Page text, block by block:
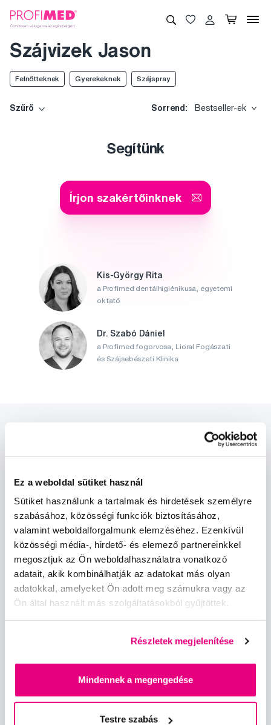
Ez a weboldal sütiket használ
Sütiket használunk a tartalmak és hirdetések személyre
szabásához, közösségi funkciók biztosításához,
valamint weboldalforgalmunk elemzéséhez. Ezenkívül
közösségi média-, hirdető- és elemező partnereinkkel
megosztjuk az Ön weboldalhasználatra vonatkozó
adatait, akik kombinálhatják az adatokat más olyan
adatokkal, amelyeket Ön adott meg számukra vagy az
Ön által használt más szolgáltatásokból gyűjtöttek.
Részletek megjelenítése
Mindennek a megengedése
Testre szabás
Szájvizek Jason
Felnőtteknek Gyerekeknek Szájspray
Szűrő Sorrend: Bestseller-ek
Segítünk
Írjon szakértőinknek
Kis-György Rita
a Profimed dentálhigiénikusa, egyetemi
oktató
Dr. Szabó Dániel
a Profimed fogorvosa, Lioral Fogászati
és Szájsebészeti Klinika
Kérdések, tanácsadás
info@profimed.hu
Hírek és ajánlatok
Iratkozz fel
Szeretnék tájékoztatást kapni a hírekről és ajánlatokról és
egyetértek a személyes adataim feldolgozásával